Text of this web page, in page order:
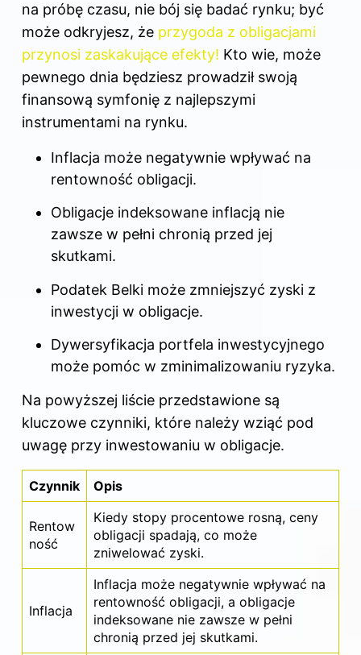
na próbę czasu, nie bój się badać rynku; być
może odkryjesz, że przygoda z obligacjami
przynosi zaskakujące efekty! Kto wie, może
pewnego dnia będziesz prowadził swoją
finansową symfonię z najlepszymi
instrumentami na rynku.
Inflacja może negatywnie wpływać na
rentowność obligacji.
Obligacje indeksowane inflacją nie
zawsze w pełni chronią przed jej
skutkami.
Podatek Belki może zmniejszyć zyski z
inwestycji w obligacje.
Dywersyfikacja portfela inwestycyjnego
może pomóc w zminimalizowaniu ryzyka.
Na powyższej liście przedstawione są
kluczowe czynniki, które należy wziąć pod
uwagę przy inwestowaniu w obligacje.
Czynnik Opis
Rentow
ność
Kiedy stopy procentowe rosną, ceny
obligacji spadają, co może
zniwelować zyski.
Inflacja
Inflacja może negatywnie wpływać na
rentowność obligacji, a obligacje
indeksowane nie zawsze w pełni
chronią przed jej skutkami.